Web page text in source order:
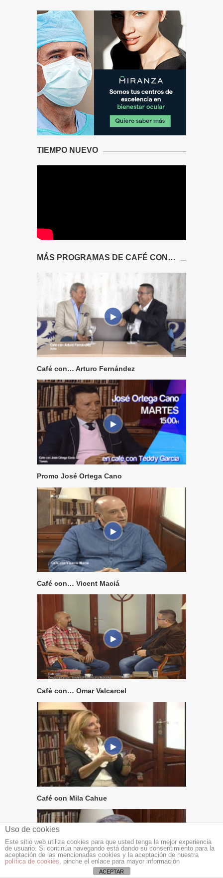
TIEMPO NUEVO
MÁS PROGRAMAS DE CAFÉ CON…
Café con… Arturo Fernández
Promo José Ortega Cano
Café con… Vicent Maciá
Café con… Omar Valcarcel
Café con Mila Cahue
Uso de cookies
Este sitio web utiliza cookies para que usted tenga la mejor experiencia
de usuario. Si continúa navegando está dando su consentimiento para la
aceptación de las mencionadas cookies y la aceptación de nuestra
política de cookies, pinche el enlace para mayor información
ACEPTAR